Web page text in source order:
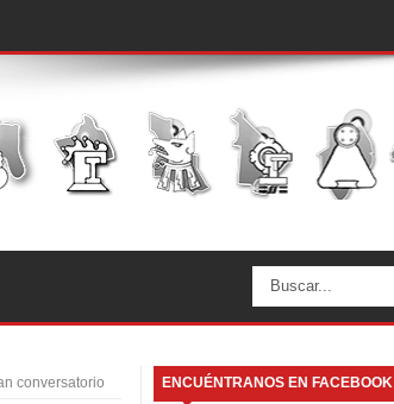
conversatorio
ENCUÉNTRANOS EN FACEBOOK